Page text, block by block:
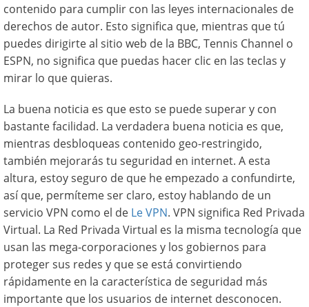
contenido para cumplir con las leyes internacionales de
derechos de autor. Esto significa que, mientras que tú
puedes dirigirte al sitio web de la BBC, Tennis Channel o
ESPN, no significa que puedas hacer clic en las teclas y
mirar lo que quieras.
La buena noticia es que esto se puede superar y con
bastante facilidad. La verdadera buena noticia es que,
mientras desbloqueas contenido geo-restringido,
también mejorarás tu seguridad en internet. A esta
altura, estoy seguro de que he empezado a confundirte,
así que, permíteme ser claro, estoy hablando de un
servicio VPN como el de Le VPN. VPN significa Red Privada
Virtual. La Red Privada Virtual es la misma tecnología que
usan las mega-corporaciones y los gobiernos para
proteger sus redes y que se está convirtiendo
rápidamente en la característica de seguridad más
importante que los usuarios de internet desconocen.